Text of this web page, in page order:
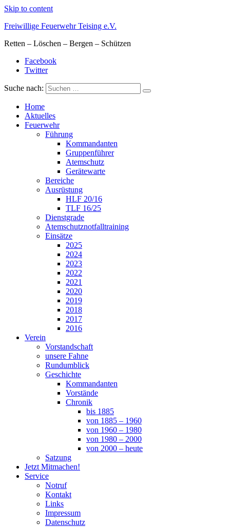
Skip to content
Freiwillige Feuerwehr Teising e.V.
Retten – Löschen – Bergen – Schützen
Facebook
Twitter
Suche nach:
Home
Aktuelles
Feuerwehr
Führung
Kommandanten
Gruppenführer
Atemschutz
Gerätewarte
Bereiche
Ausrüstung
HLF 20/16
TLF 16/25
Dienstgrade
Atemschutznotfalltraining
Einsätze
2025
2024
2023
2022
2021
2020
2019
2018
2017
2016
Verein
Vorstandschaft
unsere Fahne
Rundumblick
Geschichte
Kommandanten
Vorstände
Chronik
bis 1885
von 1885 – 1960
von 1960 – 1980
von 1980 – 2000
von 2000 – heute
Satzung
Jetzt Mitmachen!
Service
Notruf
Kontakt
Links
Impressum
Datenschutz